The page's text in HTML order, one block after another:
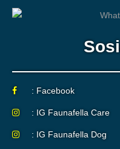
: Facebook
: IG Faunafella Care
: IG Faunafella Dog